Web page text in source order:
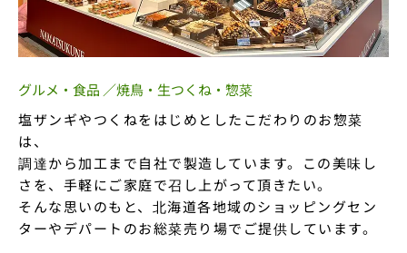
グルメ・食品 ／焼鳥・生つくね・惣菜
塩ザンギやつくねをはじめとしたこだわりのお惣菜
は、
調達から加工まで自社で製造しています。この美味し
さを、手軽にご家庭で召し上がって頂きたい。
そんな思いのもと、北海道各地域のショッピングセン
ターやデパートのお総菜売り場でご提供しています。